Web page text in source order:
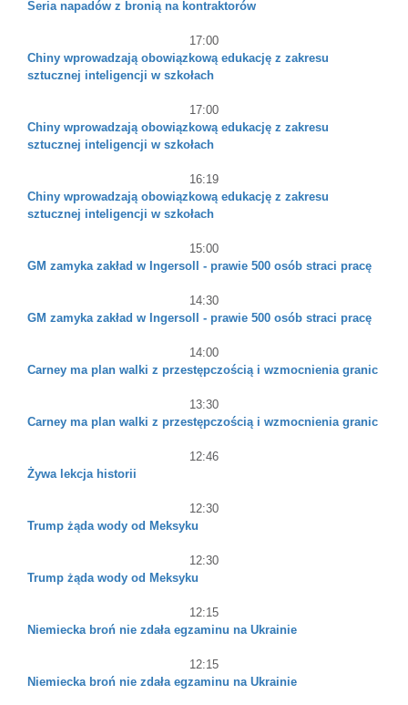
Seria napadów z bronią na kontraktorów
17:00
Chiny wprowadzają obowiązkową edukację z zakresu
sztucznej inteligencji w szkołach
17:00
Chiny wprowadzają obowiązkową edukację z zakresu
sztucznej inteligencji w szkołach
16:19
Chiny wprowadzają obowiązkową edukację z zakresu
sztucznej inteligencji w szkołach
15:00
GM zamyka zakład w Ingersoll - prawie 500 osób straci pracę
14:30
GM zamyka zakład w Ingersoll - prawie 500 osób straci pracę
14:00
Carney ma plan walki z przestępczością i wzmocnienia granic
13:30
Carney ma plan walki z przestępczością i wzmocnienia granic
12:46
Żywa lekcja historii
12:30
Trump żąda wody od Meksyku
12:30
Trump żąda wody od Meksyku
12:15
Niemiecka broń nie zdała egzaminu na Ukrainie
12:15
Niemiecka broń nie zdała egzaminu na Ukrainie